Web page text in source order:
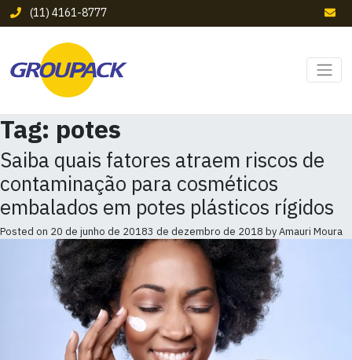
(11) 4161-8777
Tag: potes
Saiba quais fatores atraem riscos de
contaminação para cosméticos
embalados em potes plásticos rígidos
Posted on 20 de junho de 20183 de dezembro de 2018 byAmauri Moura